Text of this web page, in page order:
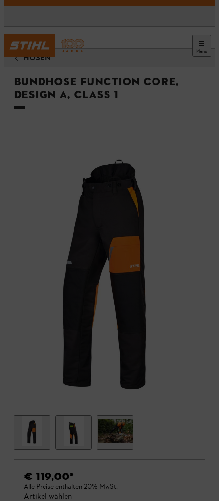
Menü
HOSEN
Bundhose FUNCTION Core,
Design A, Class 1
€ 119,00*
Alle Preise enthalten 20% MwSt.
Artikel wählen